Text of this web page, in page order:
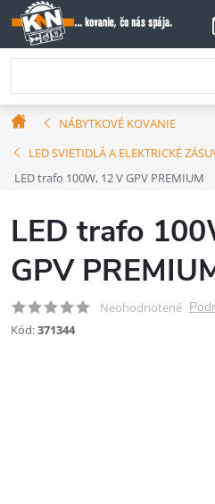
Prejsť
na
obsah
DomovNÁBYTKOVÉ KOVANIE
LED SVIETIDLÁ A ELEKTRICKÉ
LED trafo 100W, 12 V GPV PREMIUM
LED trafo
GPV
Neohodnotené
Kód:371344